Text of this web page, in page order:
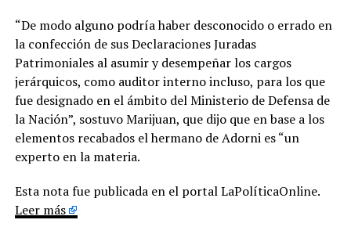
“De modo alguno podría haber desconocido o errado en
la confección de sus Declaraciones Juradas
Patrimoniales al asumir y desempeñar los cargos
jerárquicos, como auditor interno incluso, para los que
fue designado en el ámbito del Ministerio de Defensa de
la Nación”, sostuvo Marijuan, que dijo que en base a los
elementos recabados el hermano de Adorni es “un
experto en la materia.
Esta nota fue publicada en el portal LaPolíticaOnline.
Leer más